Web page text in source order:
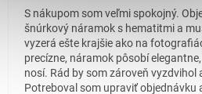
S nákupom som veľmi spokojný.
šnúrkový náramok s hematitmi a
vyzerá ešte krajšie ako na
precízne, náramok pôsobí
nosí. Rád by som zároveň vyzdvihol
Potreboval som upraviť objednávku